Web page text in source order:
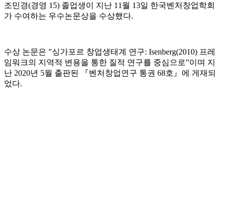
조민경(경영 15) 졸업생이 지난 11월 13일 한국벤처창업학회
가 수여하는 우수논문상을 수상했다.
수상 논문은 "싱가포르 창업생태계 연구: Isenberg(2010) 프레
임워크의 지역적 변용을 통한 질적 연구를 중심으로”이며 지
난 2020년 5월 출판된 『벤처창업연구 통권 68호』에 게재되
었다.